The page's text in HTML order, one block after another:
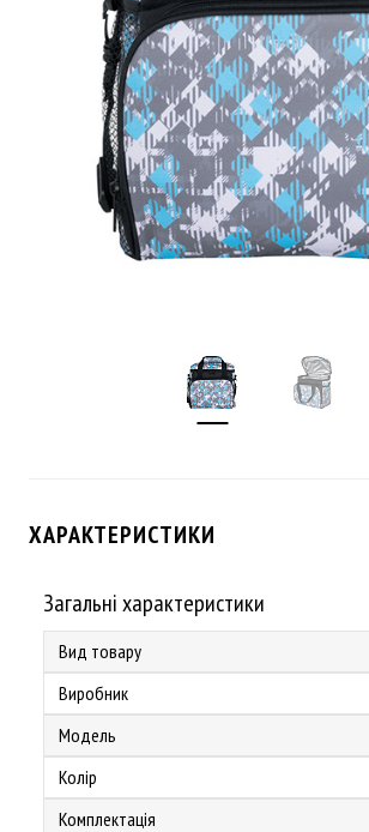
ХАРАКТЕРИСТИКИ
Загальні характеристики
Вид товару
Виробник
Модель
Колір
Комплектація